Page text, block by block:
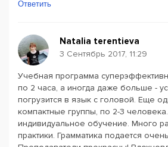
Ответить
Natalia terentieva
3 Сентябрь 2017, 11:29
Учебная программа
по 2 часа, а иногда даже больше -
погрузится в язык с головой. Еще
компактные группы, по 2-3
индивидуальное обучение. Много
практики. Грамматика подается